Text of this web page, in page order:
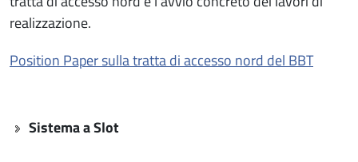
realizzazione.
Position Paper sulla tratta di accesso nord del BBT
Sistema a Slot